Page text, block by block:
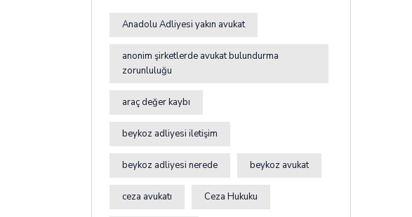
Anadolu Adliyesi yakın avukat
anonim şirketlerde avukat bulundurma
zorunluluğu
araç değer kaybı
beykoz adliyesi iletişim
beykoz adliyesi nerede beykoz avukat
ceza avukatı Ceza Hukuku